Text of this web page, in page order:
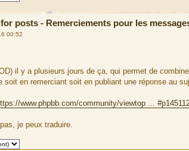
posts - Remerciements pour les
00:52
il y a plusieurs jours de ça, qui permet de
soit en remerciant soit en publiant une réponse au
www.phpbb.com/community/viewtop ...
je peux traduire.